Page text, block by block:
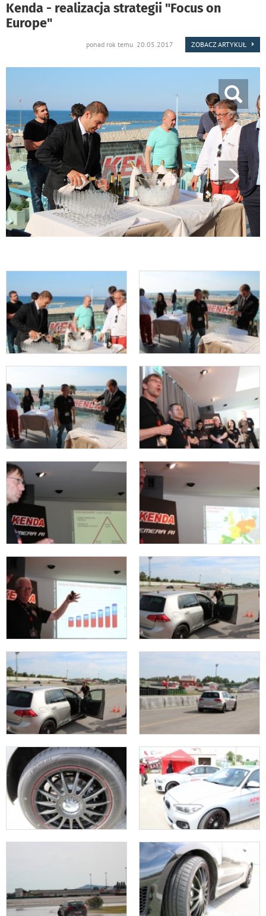
Kenda - realizacja strategii "Focus on
Europe"
ponad rok temu 20.05.2017 ZOBACZ ARTYKUŁ